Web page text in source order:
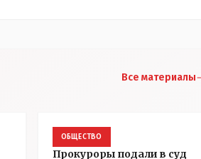
Все материалы
ОБЩЕСТВО
Прокуроры подали в суд